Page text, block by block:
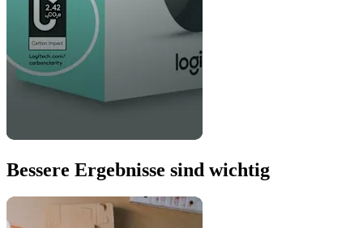
Bessere Ergebnisse sind wichtig